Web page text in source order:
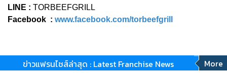
LINE : TORBEEFGRILL
Facebook : www.facebook.com/torbeefgrill
ข่าวแฟรนไชส์ล่าสุด : Latest Franchise News More